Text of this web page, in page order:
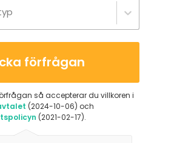
tilattavissa erillistä
aktiviteter
mölkky, betague, tikkataulu,
förfrågan
så accepterar du villkoren i
(2024-10-06) och
(2021-02-17).